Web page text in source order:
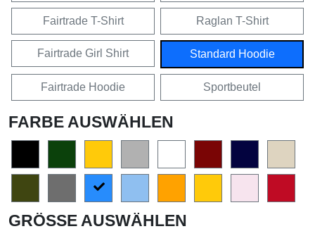
Fairtrade T-Shirt Raglan T-Shirt
Fairtrade Girl Shirt Standard Hoodie
Fairtrade Hoodie Sportbeutel
FARBE AUSWÄHLEN
GRÖSSE AUSWÄHLEN